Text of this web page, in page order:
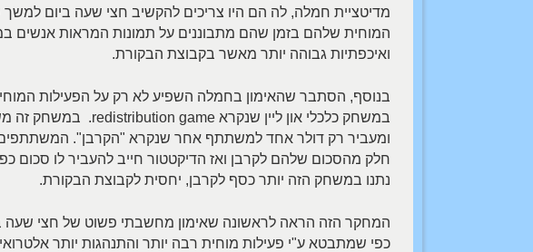
מדיטציית חמלה, לה הם היו צריכים להקשיב חצי שעה ביום
המוחית שלהם בזמן שהם מתבוננים על תמונות המראות אנשים
ואיכפתיות גבוהה יותר מאשר בקבוצת הבקורת.
בנוסף, הסתבר שהאימון בחמלה השפיע לא רק על הפעילות
חלק מהסכום שלהם לקרבן ואז הדיקטטור חייב להעביר לו סכום
נתנו במשחק הזה יותר כסף לקרבן, יחסית לקבוצת הבקורת.
המחקר הזה הראה לראשונה שאימון מחשבתי פשוט של חצי שעה
כפי שמתבטא ע"י פעילות מוחית רבה יותר והתנהגות יותר